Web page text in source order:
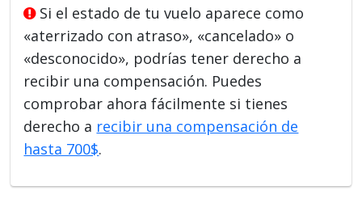
Si el estado de tu vuelo aparece como
«aterrizado con atraso», «cancelado» o
«desconocido», podrías tener derecho a
recibir una compensación. Puedes
comprobar ahora fácilmente si tienes
derecho a recibir una compensación de
hasta 700$.